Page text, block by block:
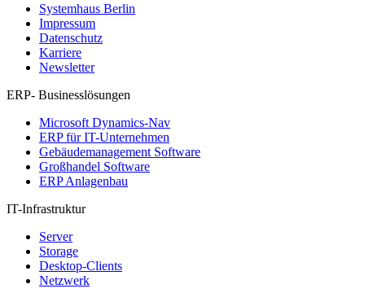
Systemhaus Berlin
Impressum
Datenschutz
Karriere
Newsletter
ERP- Businesslösungen
Microsoft Dynamics-Nav
ERP für IT-Unternehmen
Gebäudemanagement Software
Großhandel Software
ERP Anlagenbau
IT-Infrastruktur
Server
Storage
Desktop-Clients
Netzwerk